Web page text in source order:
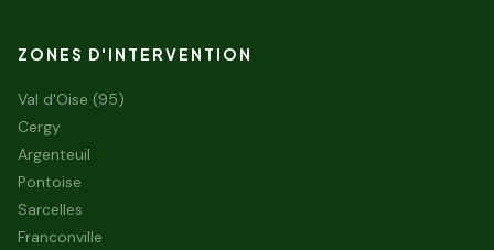
ZONES D'INTERVENTION
Val d'Oise (95)
Cergy
Argenteuil
Pontoise
Sarcelles
Franconville